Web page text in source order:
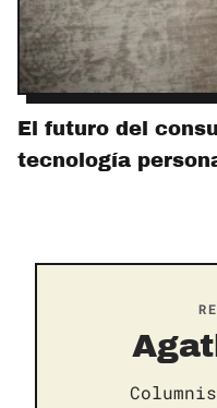
El futuro del
tecnología